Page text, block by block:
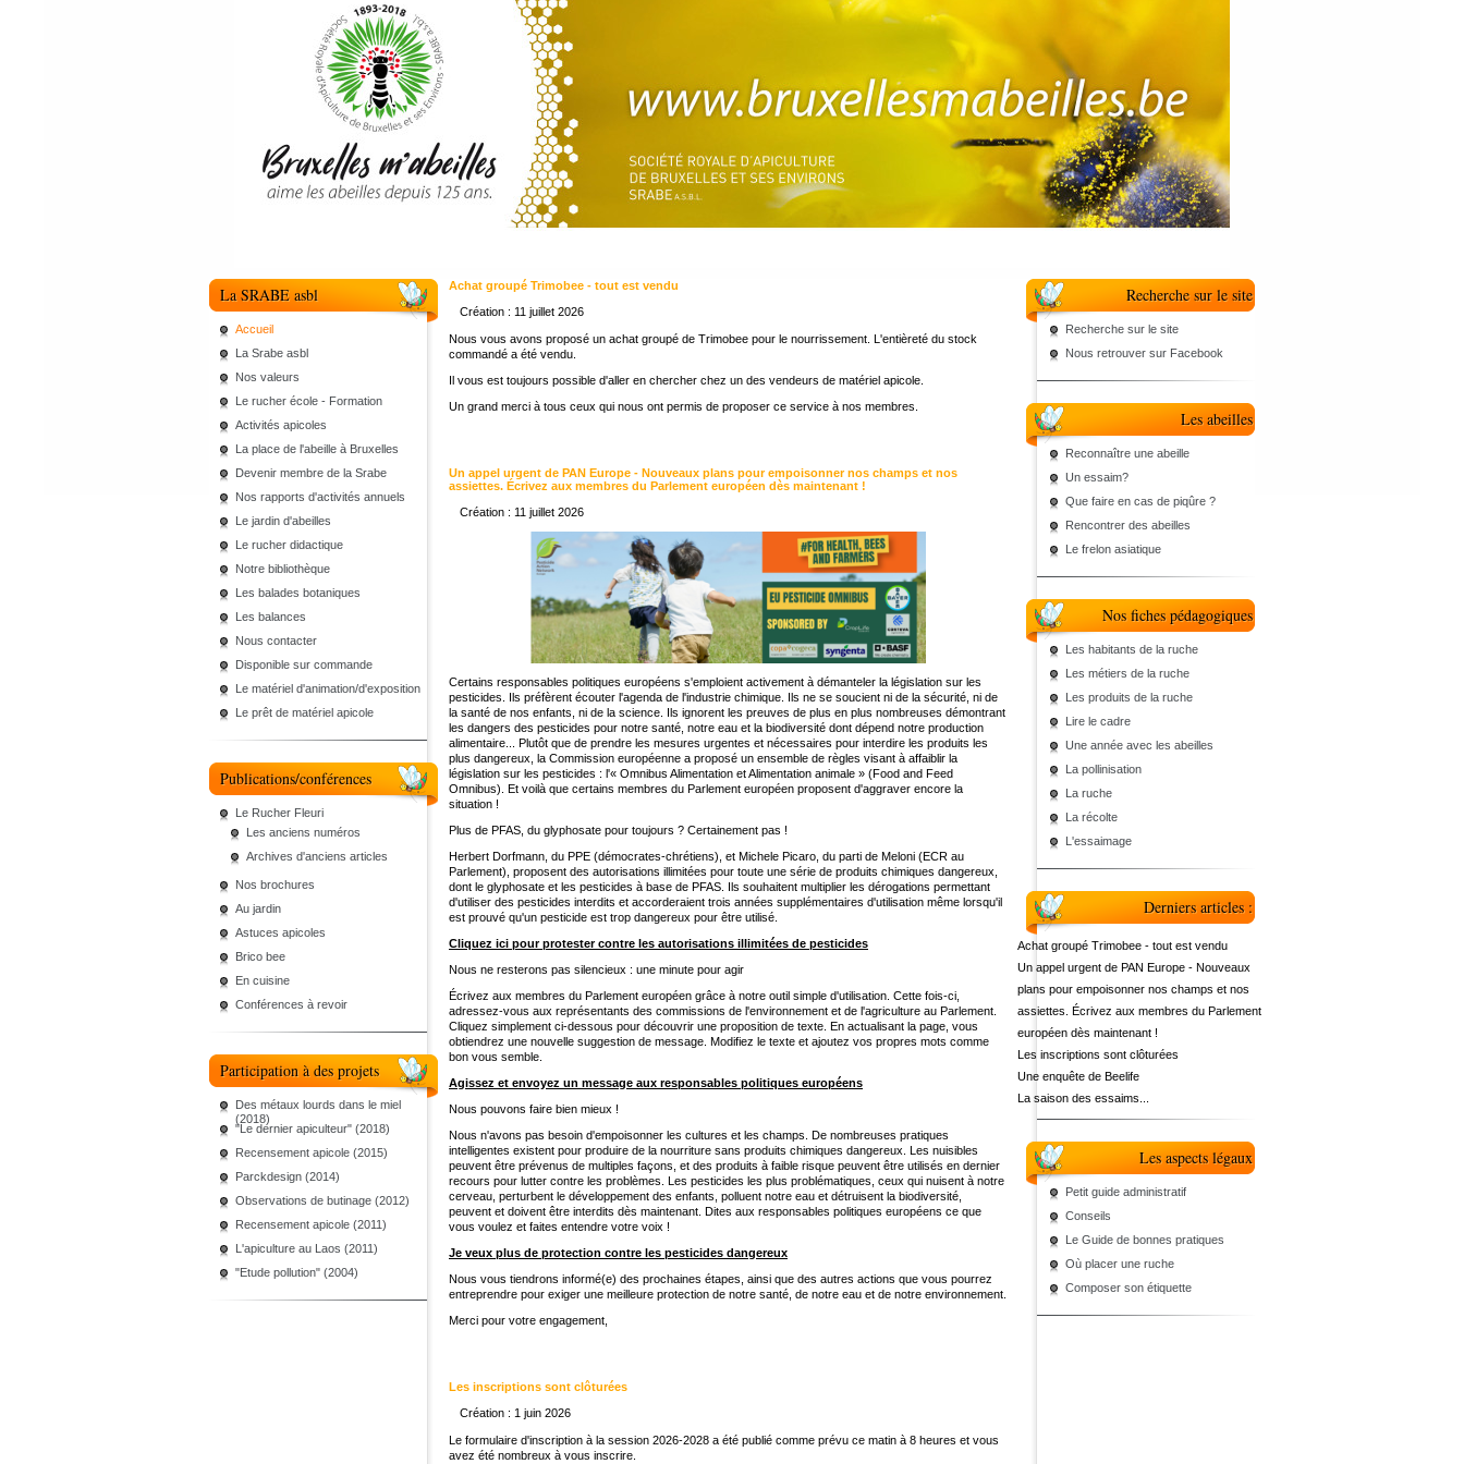
La SRABE asbl
Accueil
La Srabe asbl
Nos valeurs
Le rucher école - Formation
Activités apicoles
La place de l'abeille à Bruxelles
Devenir membre de la Srabe
Nos rapports d'activités annuels
Le jardin d'abeilles
Le rucher didactique
Notre bibliothèque
Les balades botaniques
Les balances
Nous contacter
Disponible sur commande
Le matériel d'animation/d'exposition
Le prêt de matériel apicole
Publications/conférences
Le Rucher Fleuri
Les anciens numéros
Archives d'anciens articles
Nos brochures
Au jardin
Astuces apicoles
Brico bee
En cuisine
Conférences à revoir
Participation à des projets
Des métaux lourds dans le miel
(2018)
"Le dernier apiculteur" (2018)
Recensement apicole (2015)
Parckdesign (2014)
Observations de butinage (2012)
Recensement apicole (2011)
L'apiculture au Laos (2011)
"Etude pollution" (2004)
Achat groupé Trimobee - tout est vendu
Création : 11 juillet 2026
Nous vous avons proposé un achat groupé de Trimobee pour le nourrissement. L'entièreté du stock
commandé a été vendu.
Il vous est toujours possible d'aller en chercher chez un des vendeurs de matériel apicole.
Un grand merci à tous ceux qui nous ont permis de proposer ce service à nos membres.
Un appel urgent de PAN Europe - Nouveaux plans pour empoisonner nos champs et nos
assiettes. Écrivez aux membres du Parlement européen dès maintenant !
Création : 11 juillet 2026
Certains responsables politiques européens s'emploient activement à démanteler la législation sur les
pesticides. Ils préfèrent écouter l'agenda de l'industrie chimique. Ils ne se soucient ni de la sécurité, ni de
la santé de nos enfants, ni de la science. Ils ignorent les preuves de plus en plus nombreuses démontrant
les dangers des pesticides pour notre santé, notre eau et la biodiversité dont dépend notre production
alimentaire... Plutôt que de prendre les mesures urgentes et nécessaires pour interdire les produits les
plus dangereux, la Commission européenne a proposé un ensemble de règles visant à affaiblir la
législation sur les pesticides : l'« Omnibus Alimentation et Alimentation animale » (Food and Feed
Omnibus). Et voilà que certains membres du Parlement européen proposent d'aggraver encore la
situation !
Plus de PFAS, du glyphosate pour toujours ? Certainement pas !
Herbert Dorfmann, du PPE (démocrates-chrétiens), et Michele Picaro, du parti de Meloni (ECR au
Parlement), proposent des autorisations illimitées pour toute une série de produits chimiques dangereux,
dont le glyphosate et les pesticides à base de PFAS. Ils souhaitent multiplier les dérogations permettant
d'utiliser des pesticides interdits et accorderaient trois années supplémentaires d'utilisation même lorsqu'il
est prouvé qu'un pesticide est trop dangereux pour être utilisé.
Cliquez ici pour protester contre les autorisations illimitées de pesticides
Nous ne resterons pas silencieux : une minute pour agir
Écrivez aux membres du Parlement européen grâce à notre outil simple d'utilisation. Cette fois-ci,
adressez-vous aux représentants des commissions de l'environnement et de l'agriculture au Parlement.
Cliquez simplement ci-dessous pour découvrir une proposition de texte. En actualisant la page, vous
obtiendrez une nouvelle suggestion de message. Modifiez le texte et ajoutez vos propres mots comme
bon vous semble.
Agissez et envoyez un message aux responsables politiques européens
Nous pouvons faire bien mieux !
Nous n'avons pas besoin d'empoisonner les cultures et les champs. De nombreuses pratiques
intelligentes existent pour produire de la nourriture sans produits chimiques dangereux. Les nuisibles
peuvent être prévenus de multiples façons, et des produits à faible risque peuvent être utilisés en dernier
recours pour lutter contre les problèmes. Les pesticides les plus problématiques, ceux qui nuisent à notre
cerveau, perturbent le développement des enfants, polluent notre eau et détruisent la biodiversité,
peuvent et doivent être interdits dès maintenant. Dites aux responsables politiques européens ce que
vous voulez et faites entendre votre voix !
Je veux plus de protection contre les pesticides dangereux
Nous vous tiendrons informé(e) des prochaines étapes, ainsi que des autres actions que vous pourrez
entreprendre pour exiger une meilleure protection de notre santé, de notre eau et de notre environnement.
Merci pour votre engagement,
Les inscriptions sont clôturées
Création : 1 juin 2026
Le formulaire d'inscription à la session 2026-2028 a été publié comme prévu ce matin à 8 heures et vous
avez été nombreux à vous inscrire.
Recherche sur le site
Recherche sur le site
Nous retrouver sur Facebook
Les abeilles
Reconnaître une abeille
Un essaim?
Que faire en cas de piqûre ?
Rencontrer des abeilles
Le frelon asiatique
Nos fiches pédagogiques
Les habitants de la ruche
Les métiers de la ruche
Les produits de la ruche
Lire le cadre
Une année avec les abeilles
La pollinisation
La ruche
La récolte
L'essaimage
Derniers articles :
Achat groupé Trimobee - tout est vendu
Un appel urgent de PAN Europe - Nouveaux
plans pour empoisonner nos champs et nos
assiettes. Écrivez aux membres du Parlement
européen dès maintenant !
Les inscriptions sont clôturées
Une enquête de Beelife
La saison des essaims...
Les aspects légaux
Petit guide administratif
Conseils
Le Guide de bonnes pratiques
Où placer une ruche
Composer son étiquette